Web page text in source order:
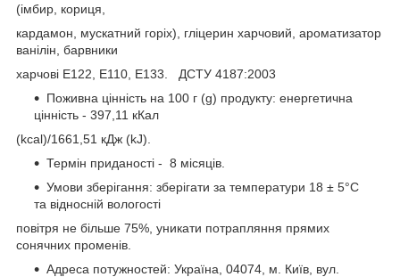
(імбир, кориця,
кардамон, мускатний горіх), гліцерин харчовий, ароматизатор
ванілін, барвники
харчові Е122, E110, E133. ДСТУ 4187:2003
Поживна цінність на 100 г (g) продукту: енергетична
цінність - 397,11 кКал
(kcal)/1661,51 кДж (kJ).
Термін приданості - 8 місяців.
Умови зберігання: зберігати за температури 18 ± 5°C
та відносній вологості
повітря не більше 75%, уникати потрапляння прямих
сонячних променів.
Адреса потужностей: Україна, 04074, м. Київ, вул.